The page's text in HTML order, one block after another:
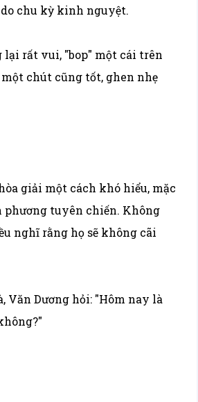
chu kỳ kinh nguyệt.
lại rất vui, "bop" một cái trên
một chút cũng tốt, ghen nhẹ
giải một cách khó hiểu, mặc
phương tuyên chiến. Không
nghĩ rằng họ sẽ không cãi
Văn Dương hỏi: "Hôm nay là